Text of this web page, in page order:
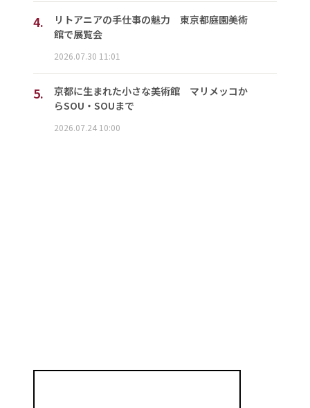
4.
リトアニアの手仕事の魅力 東京都庭園美術
館で展覧会
2026.07.30 11:01
5.
京都に生まれた小さな美術館 マリメッコか
らSOU・SOUまで
2026.07.24 10:00